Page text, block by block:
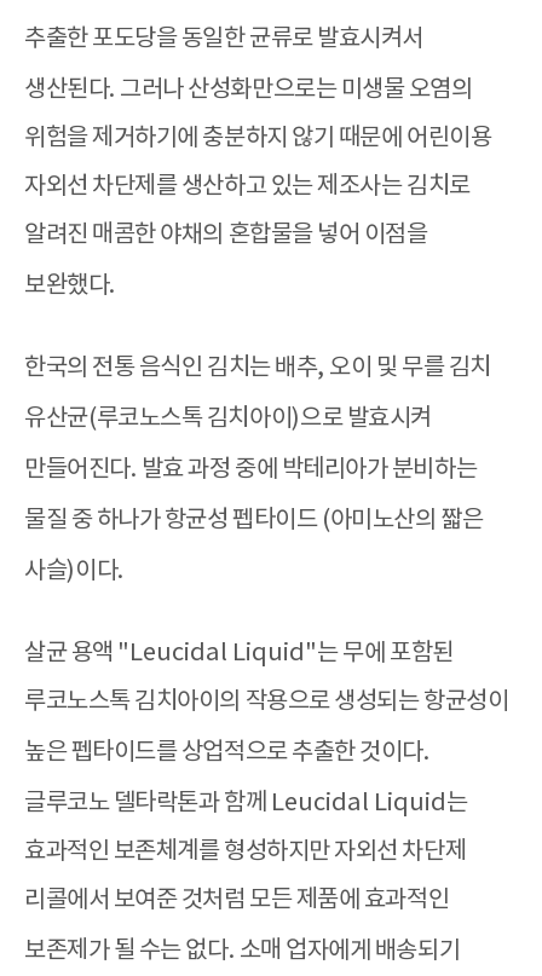
추출한 포도당을 동일한 균류로 발효시켜서
생산된다. 그러나 산성화만으로는 미생물 오염의
위험을 제거하기에 충분하지 않기 때문에 어린이용
자외선 차단제를 생산하고 있는 제조사는 김치로
알려진 매콤한 야채의 혼합물을 넣어 이점을
보완했다.
한국의 전통 음식인 김치는 배추, 오이 및 무를 김치
유산균(루코노스톡 김치아이 )으로 발효시켜
만들어진다. 발효 과정 중에 박테리아가 분비하는
물질 중 하나가 항균성 펩타이드 (아미노산의 짧은
사슬)이다.
살균 용액 "Leucidal Liquid"는 무에 포함된
루코노스톡 김치아이의 작용으로 생성되는 항균성이
높은 펩타이드를 상업적으로 추출한 것이다.
글루코노 델타락톤과 함께 Leucidal Liquid는
효과적인 보존체계를 형성하지만 자외선 차단제
리콜에서 보여준 것처럼 모든 제품에 효과적인
보존제가 될 수는 없다. 소매 업자에게 배송되기